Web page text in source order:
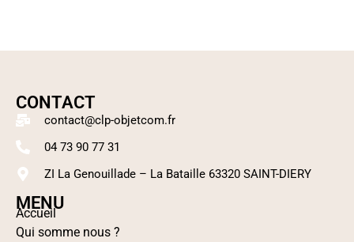
MENU
Accueil
Qui somme nous ?
CONTACT
contact@clp-objetcom.fr
04 73 90 77 31
ZI La Genouillade – La Bataille 63320 SAINT-DIERY